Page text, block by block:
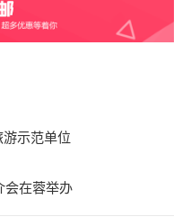
示范单位
会在蓉举办